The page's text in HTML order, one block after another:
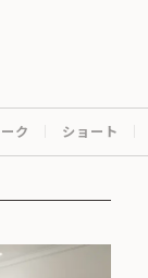
ク ショート